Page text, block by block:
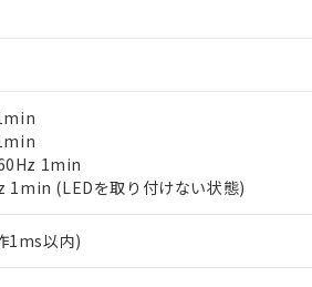
1min
1min (LEDを取り付けない状態)
1ms以内)
会結果は、記載している更新日時点で
での実際の在庫および標準価格とは異
価格はお客様のお取引先、またはお客
い。
当社販売拠点は「
果を当社の事前の承諾なく第三者に漏
スト作成サービス）をご利用いただくに
で当社にご登録された部品リストにつ
に関するお客様との取引・商談に必要
イソブチル (DIBP) 1000ppm以下
り、予定月が前後することがあります。
ード
：
リ臭化ビフェニル類) : 1000ppm、 PBDEs(ポリ臭
フタル酸ジイソブチル) : 1000ppm、 BBP(フタ
: 1000ppm
すべてが基準値以下であることを示しま
いて有害物質が外部に漏えいし、環境に
部門へお問い合わせください。
場合は、完全に破砕するなど、違法に
、ミサイル、化学兵器、生物兵器また
せん。
に販売する場合は、上記1、2および3の
販売に係わる関係者が違法に輸出する
在庫あり
状況については、お客様のお取引先、ま
員にご確認ください)
庫状況の情報を公開していない機種